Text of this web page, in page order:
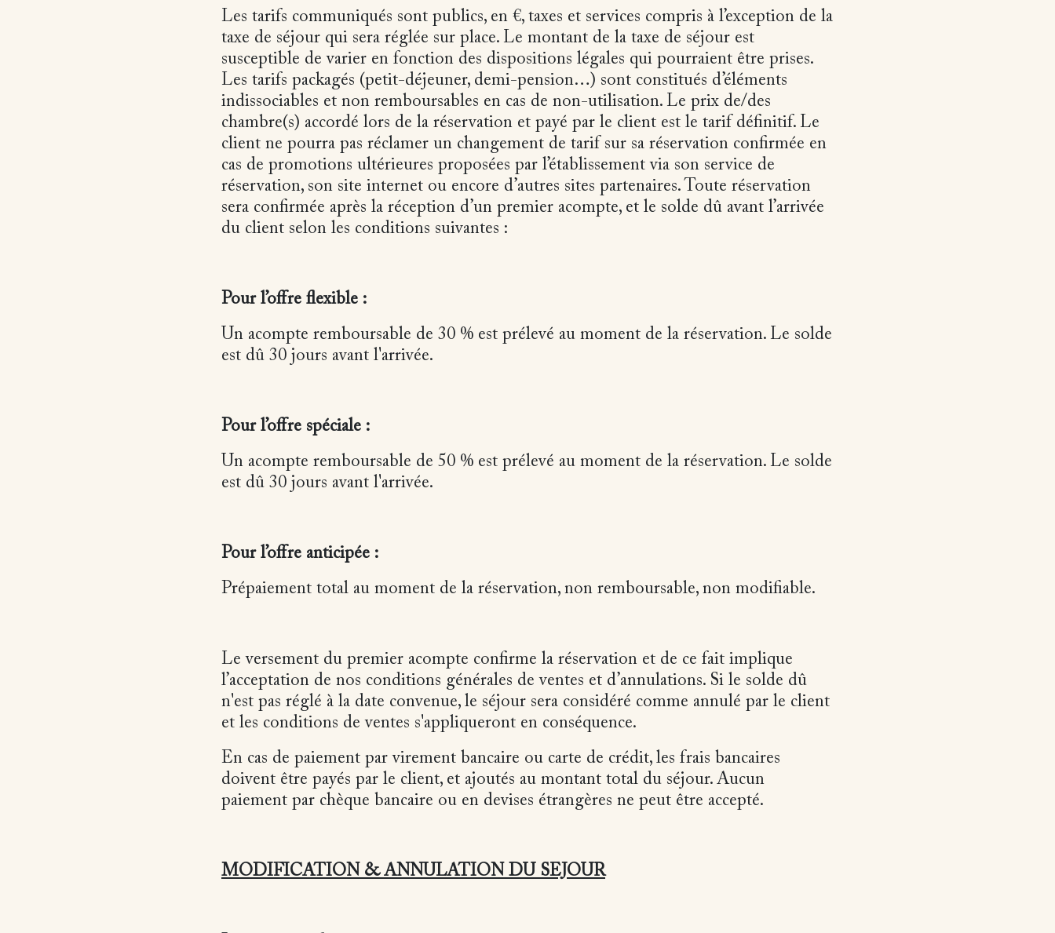
Les tarifs communiqués sont publics, en €, taxes et services compris à l’exception de la
taxe de séjour qui sera réglée sur place. Le montant de la taxe de séjour est
susceptible de varier en fonction des dispositions légales qui pourraient être prises.
Les tarifs packagés (petit-déjeuner, demi-pension…) sont constitués d’éléments
indissociables et non remboursables en cas de non-utilisation. Le prix de/des
chambre(s) accordé lors de la réservation et payé par le client est le tarif définitif. Le
client ne pourra pas réclamer un changement de tarif sur sa réservation confirmée en
cas de promotions ultérieures proposées par l’établissement via son service de
réservation, son site internet ou encore d’autres sites partenaires. Toute réservation
sera confirmée après la réception d’un premier acompte, et le solde dû avant l’arrivée
du client selon les conditions suivantes :
Pour l’offre flexible :
Un acompte remboursable de 30 % est prélevé au moment de la réservation. Le solde
est dû 30 jours avant l'arrivée.
Pour l’offre spéciale :
Un acompte remboursable de 50 % est prélevé au moment de la réservation. Le solde
est dû 30 jours avant l'arrivée.
Pour l’offre anticipée :
Prépaiement total au moment de la réservation, non remboursable, non modifiable.
Le versement du premier acompte confirme la réservation et de ce fait implique
l’acceptation de nos conditions générales de ventes et d’annulations. Si le solde dû
n'est pas réglé à la date convenue, le séjour sera considéré comme annulé par le client
et les conditions de ventes s'appliqueront en conséquence.
En cas de paiement par virement bancaire ou carte de crédit, les frais bancaires
doivent être payés par le client, et ajoutés au montant total du séjour. Aucun
paiement par chèque bancaire ou en devises étrangères ne peut être accepté.
MODIFICATION & ANNULATION DU SEJOUR